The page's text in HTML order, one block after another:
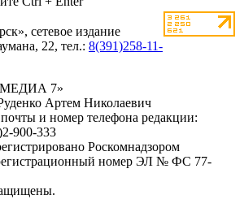
сетевое издание
22, тел.: 8(391)258-11-
7»
Артем Николаевич
и номер телефона редакции:
900-333
Роскомнадзором
регистрационный номер ЭЛ № ФС 77-